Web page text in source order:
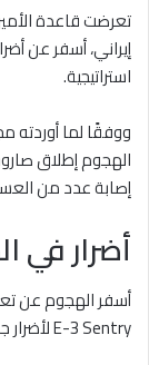
تعرضت قاعدة
إيراني، أسفر عن
استراتيجية.
الهجوم إطلاق
إصابة عدد من
أضرار في
E-3 Sentry لأضرار جسيمة.